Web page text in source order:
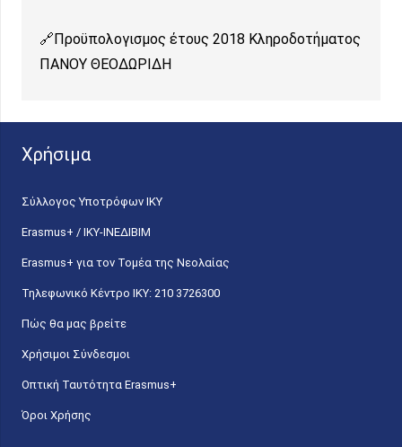
Προϋπολογισμος έτους 2018 Κληροδοτήματος
ΠΑΝΟΥ ΘΕΟΔΩΡΙΔΗ
Χρήσιμα
Σύλλογος Υποτρόφων ΙΚΥ
Erasmus+ / ΙΚΥ-ΙΝΕΔΙΒΙΜ
Erasmus+ για τον Τομέα της Νεολαίας
Τηλεφωνικό Κέντρο IKY: 210 3726300
Πώς θα μας βρείτε
Χρήσιμοι Σύνδεσμοι
Οπτική Ταυτότητα Erasmus+
Όροι Χρήσης